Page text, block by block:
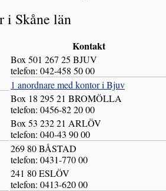
i Skåne län
Kontakt
Box 501 267 25 BJUV
telefon: 042-458 50 00
1 anordnare med kontor i Bjuv
Box 18 295 21 BROMÖLLA
telefon: 0456-82 20 00
Box 53 232 21 ARLÖV
telefon: 040-43 90 00
269 80 BÅSTAD
telefon: 0431-770 00
241 80 ESLÖV
telefon: 0413-620 00